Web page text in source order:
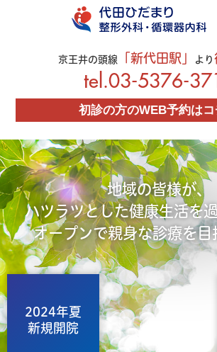
京王井の頭線 「新代田駅」 より
03-5376-
初診の方のWEB予約はコ
地域の皆様が、
ハツラツとした健康生活を
オープンで親身な診療を目
2024年夏
新規開院